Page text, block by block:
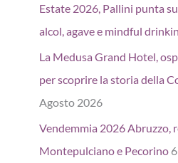
Estate 2026, Pallini punta
alcol, agave e mindful
La Medusa Grand Hotel,
per scoprire la storia della
Agosto 2026
Vendemmia 2026 Abruzzo,
Montepulciano e Pecorino